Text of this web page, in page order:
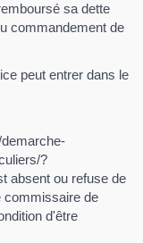
sa dette
commandement de
peut entrer dans le
?
absent ou refuse de
commissaire de
d'être